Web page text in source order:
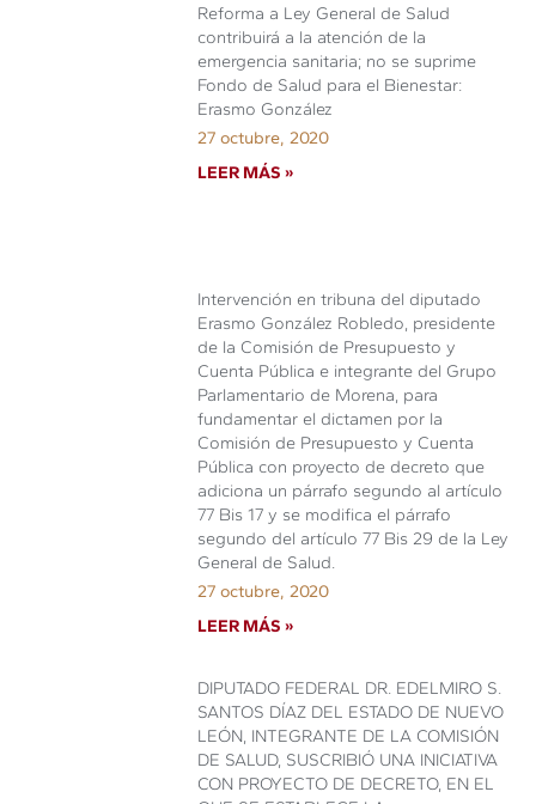
Reforma a Ley General de Salud
contribuirá a la atención de la
emergencia sanitaria; no se suprime
Fondo de Salud para el Bienestar:
Erasmo González
27 octubre, 2020
LEER MÁS »
Intervención en tribuna del diputado
Erasmo González Robledo, presidente
de la Comisión de Presupuesto y
Cuenta Pública e integrante del Grupo
Parlamentario de Morena, para
fundamentar el dictamen por la
Comisión de Presupuesto y Cuenta
Pública con proyecto de decreto que
adiciona un párrafo segundo al artículo
77 Bis 17 y se modifica el párrafo
segundo del artículo 77 Bis 29 de la Ley
General de Salud.
27 octubre, 2020
LEER MÁS »
DIPUTADO FEDERAL DR. EDELMIRO S.
SANTOS DÍAZ DEL ESTADO DE NUEVO
LEÓN, INTEGRANTE DE LA COMISIÓN
DE SALUD, SUSCRIBIÓ UNA INICIATIVA
CON PROYECTO DE DECRETO, EN EL